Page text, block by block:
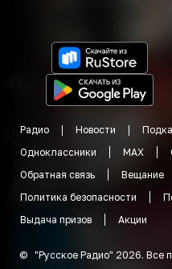
Радио Новости
Одноклассники
MAX
Обратная связь
Вещание
Политика безопасности
Выдача призов
Акции
© "Русское Радио" 2026. Все